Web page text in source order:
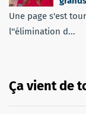
Une page s'est
l''élimination d...
Ça vient de